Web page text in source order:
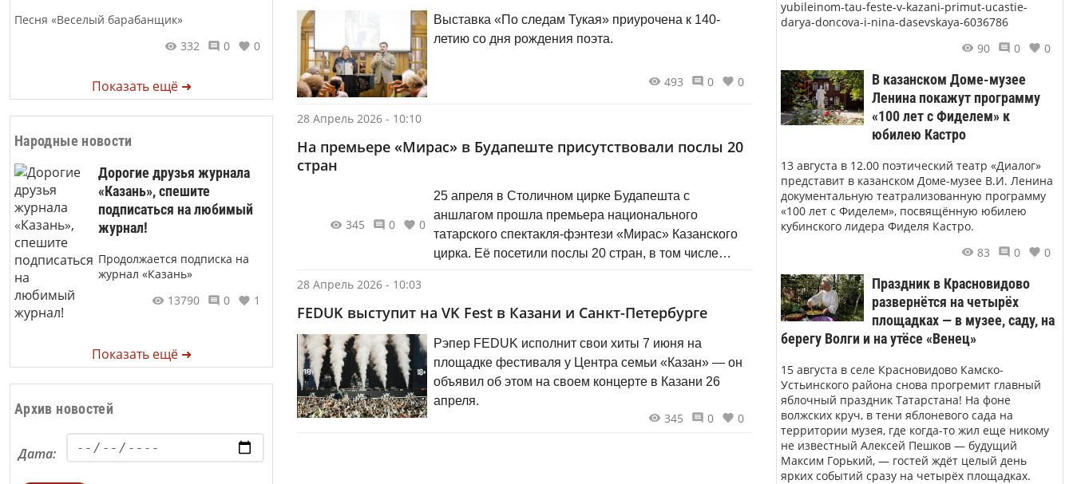
Песня «Веселый барабанщик»
332
0 0
Показать ещё ➜
Народные новости
Дорогие друзья журнала
«Казань», спешите
подписаться на любимый
журнал!
Продолжается подписка на
журнал «Казань»
13790
0 1
Показать ещё ➜
Архив новостей
Дата:
Выставка «По следам Тукая» приурочена к 140-
летию со дня рождения поэта.
493 0 0
28 Апрель 2026 - 10:10
На премьере «Мирас» в Будапеште присутствовали послы 20
стран
25 апреля в Столичном цирке Будапешта с
аншлагом прошла премьера национального
татарского спектакля-фэнтези «Мирас» Казанского
цирка. Её посетили послы 20 стран, в том числе
345 0 0
28 Апрель 2026 - 10:03
FEDUK выступит на VK Fest в Казани и Санкт-Петербурге
Рэпер FEDUK исполнит свои хиты 7 июня на
площадке фестиваля у Центра семьи «Казан» — он
объявил об этом на своем концерте в Казани 26
апреля.
345 0 0
yubileinom-tau-feste-v-kazani-primut-ucastie-
darya-doncova-i-nina-dasevskaya-6036786
90
0 0
В казанском Доме-музее
Ленина покажут программу
«100 лет с Фиделем» к
юбилею Кастро
13 августа в 12.00 поэтический театр «Диалог»
представит в казанском Доме-музее В.И. Ленина
документальную театрализованную программу
«100 лет с Фиделем», посвящённую юбилею
кубинского лидера Фиделя Кастро.
83
0 0
Праздник в Красновидово
развернётся на четырёх
площадках — в музее, саду, на
берегу Волги и на утёсе «Венец»
15 августа в селе Красновидово Камско-
Устьинского района снова прогремит главный
яблочный праздник Татарстана! На фоне
волжских круч, в тени яблоневого сада на
территории музея, где когда-то жил еще никому
не известный Алексей Пешков — будущий
Максим Горький, — гостей ждёт целый день
ярких событий сразу на четырёх площадках.